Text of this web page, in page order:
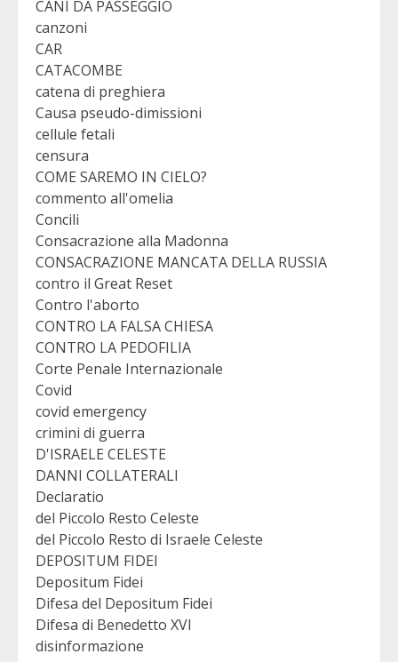
CANI DA PASSEGGIO
canzoni
CAR
CATACOMBE
catena di preghiera
Causa pseudo-dimissioni
cellule fetali
censura
COME SAREMO IN CIELO?
commento all'omelia
Concili
Consacrazione alla Madonna
CONSACRAZIONE MANCATA DELLA RUSSIA
contro il Great Reset
Contro l'aborto
CONTRO LA FALSA CHIESA
CONTRO LA PEDOFILIA
Corte Penale Internazionale
Covid
covid emergency
crimini di guerra
D'ISRAELE CELESTE
DANNI COLLATERALI
Declaratio
del Piccolo Resto Celeste
del Piccolo Resto di Israele Celeste
DEPOSITUM FIDEI
Depositum Fidei
Difesa del Depositum Fidei
Difesa di Benedetto XVI
disinformazione